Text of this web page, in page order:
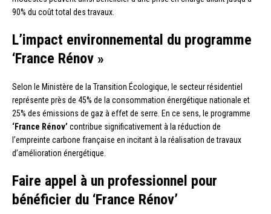
90% du coût total des travaux.
L’impact environnemental du programme
‘France Rénov »
Selon le Ministère de la Transition Écologique, le secteur résidentiel
représente près de 45% de la consommation énergétique nationale et
25% des émissions de gaz à effet de serre. En ce sens, le programme
‘France Rénov’ contribue significativement à la réduction de
l’empreinte carbone française en incitant à la réalisation de travaux
d’amélioration énergétique.
Faire appel à un professionnel pour
bénéficier du ‘France Rénov’